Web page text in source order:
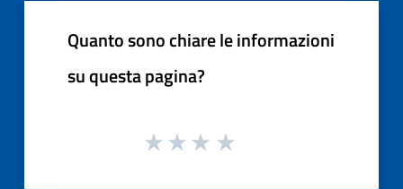
Quanto sono chiare le informazioni
su questa pagina?